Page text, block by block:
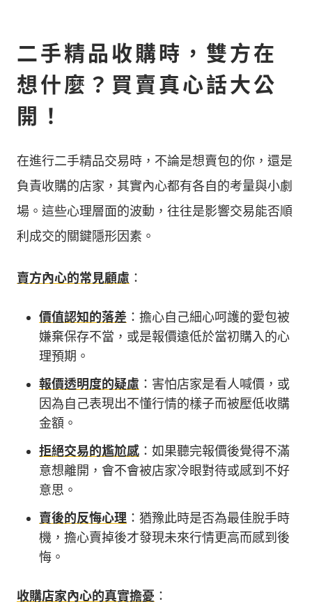
二手精品收購時，雙方在
想什麼？買賣真心話大公
開！
在進行二手精品交易時，不論是想賣包的你，還是
負責收購的店家，其實內心都有各自的考量與小劇
場。這些心理層面的波動，往往是影響交易能否順
利成交的關鍵隱形因素。
賣方內心的常見顧慮 ：
價值認知的落差 ：擔心自己細心呵護的愛包被
嫌棄保存不當，或是報價遠低於當初購入的心
理預期。
報價透明度的疑慮 ：害怕店家是看人喊價，或
因為自己表現出不懂行情的樣子而被壓低收購
金額。
拒絕交易的尷尬感 ：如果聽完報價後覺得不滿
意想離開，會不會被店家冷眼對待或感到不好
意思。
賣後的反悔心理 ：猶豫此時是否為最佳脫手時
機，擔心賣掉後才發現未來行情更高而感到後
悔。
收購店家內心的真實擔憂 ：